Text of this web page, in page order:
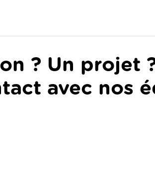
? Un projet
avec nos